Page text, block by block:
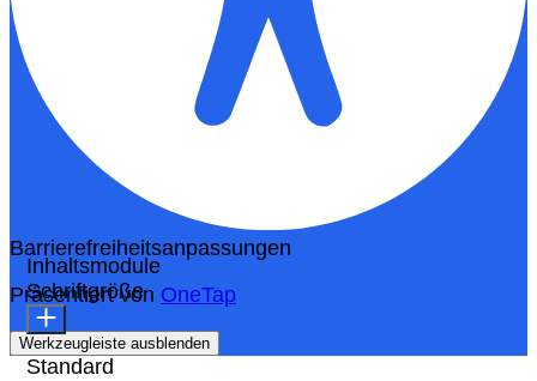
Barrierefreiheitsanpassungen
Präsentiert von OneTap
Werkzeugleiste ausblenden
Inhaltsmodule
Schriftgröße
Standard